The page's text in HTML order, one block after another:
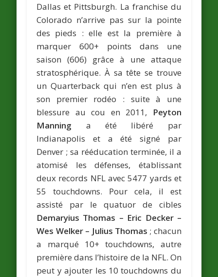
Dallas et Pittsburgh. La franchise du
Colorado n’arrive pas sur la pointe
des pieds : elle est la première à
marquer 600+ points dans une
saison (606) grâce à une attaque
stratosphérique. À sa tête se trouve
un Quarterback qui n’en est plus à
son premier rodéo : suite à une
blessure au cou en 2011, Peyton
Manning a été libéré par
Indianapolis et a été signé par
Denver ; sa rééducation terminée, il a
atomisé les défenses, établissant
deux records NFL avec 5477 yards et
55 touchdowns. Pour cela, il est
assisté par le quatuor de cibles
Demaryius Thomas – Eric Decker –
Wes Welker – Julius Thomas ; chacun
a marqué 10+ touchdowns, autre
première dans l’histoire de la NFL. On
peut y ajouter les 10 touchdowns du